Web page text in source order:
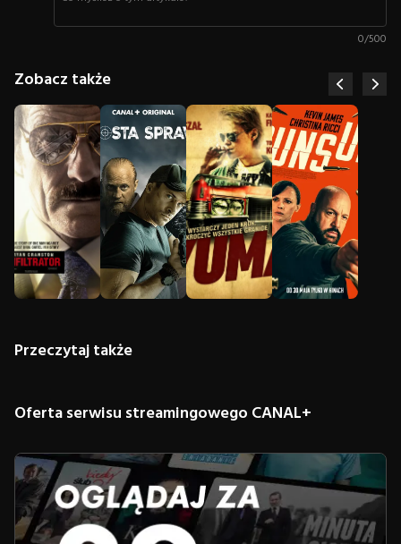
0/500
Zobacz także
Przeczytaj także
Oferta serwisu streamingowego CANAL+